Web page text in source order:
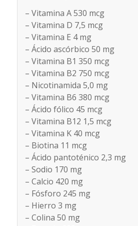
– Vitamina A 530 mcg
– Vitamina D 7,5 mcg
– Vitamina E 4 mg
– Ácido ascórbico 50 mg
– Vitamina B1 350 mcg
– Vitamina B2 750 mcg
– Nicotinamida 5,0 mg
– Vitamina B6 380 mcg
– Ácido fólico 45 mcg
– Vitamina B12 1,5 mcg
– Vitamina K 40 mcg
– Biotina 11 mcg
– Ácido pantoténico 2,3 mg
– Sodio 170 mg
– Calcio 420 mg
– Fósforo 245 mg
– Hierro 3 mg
– Colina 50 mg